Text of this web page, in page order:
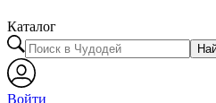
Каталог
Войти